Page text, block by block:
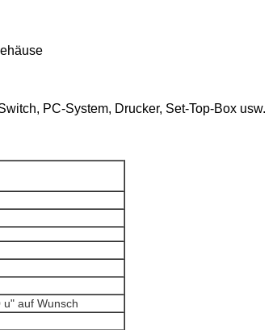
PC-System, Drucker, Set-Top-Box usw.
auf Wunsch